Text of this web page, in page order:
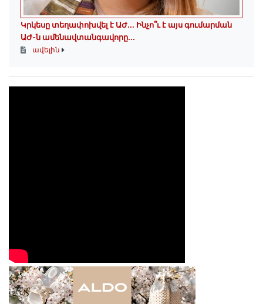
Կրկեսը տեղափոխվել է ԱԺ... Ինչո՞ւ է այս գումարման
ԱԺ-ն ամենավտանգավորը...
ավելին